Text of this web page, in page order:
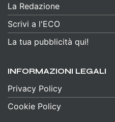
La Redazione
Scrivi a l'ECO
La tua pubblicità qui!
INFORMAZIONI LEGALI
Privacy Policy
Cookie Policy